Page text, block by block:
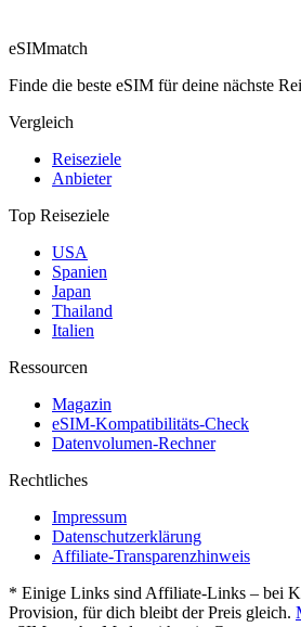
eSIMmatch
Finde die beste eSIM für deine nächste
Vergleich
Reiseziele
Anbieter
Top Reiseziele
USA
Spanien
Japan
Thailand
Italien
Ressourcen
Magazin
eSIM-Kompatibilitäts-Check
Datenvolumen-Rechner
Rechtliches
Impressum
Datenschutzerklärung
Affiliate-Transparenzhinweis
* Einige Links sind Affiliate-Links – bei
Provision, für dich bleibt der Preis gleich.